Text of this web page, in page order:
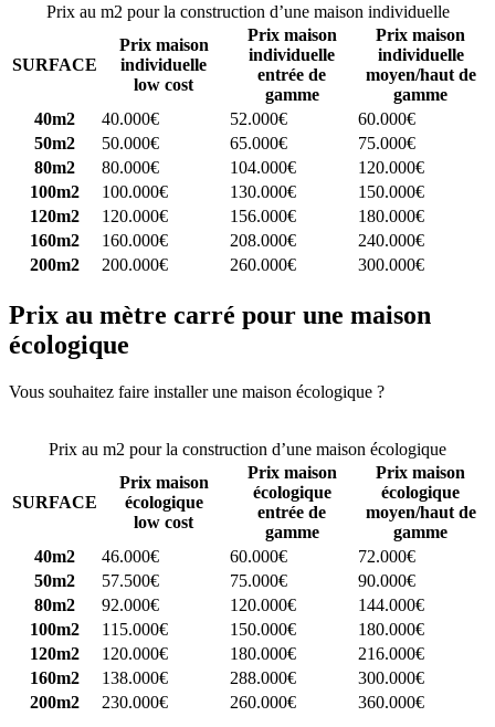
Prix au m2 pour la construction d’une maison individuelle
SURFACE
Prix maison
individuelle
low cost
Prix maison
individuelle
entrée de
gamme
Prix maison
individuelle
moyen/haut de
gamme
40m2
40.000€ 52.000€
60.000€
50m2
50.000€ 65.000€
75.000€
80m2
80.000€ 104.000€
120.000€
100m2
100.000€ 130.000€
150.000€
120m2
120.000€ 156.000€
180.000€
160m2
160.000€ 208.000€
240.000€
200m2
200.000€ 260.000€ 300.000€
Prix au mètre carré pour une maison
écologique
Vous souhaitez faire installer une maison écologique ?
Prix au m2 pour la construction d’une maison écologique
SURFACE
Prix maison
écologique
low cost
Prix maison
écologique
entrée de
gamme
Prix maison
écologique
moyen/haut de
gamme
40m2
46.000€ 60.000€
72.000€
50m2
57.500€ 75.000€
90.000€
80m2
92.000€ 120.000€
144.000€
100m2
115.000€ 150.000€
180.000€
120m2
120.000€ 180.000€
216.000€
160m2
138.000€ 288.000€
300.000€
200m2
230.000€ 260.000€ 360.000€